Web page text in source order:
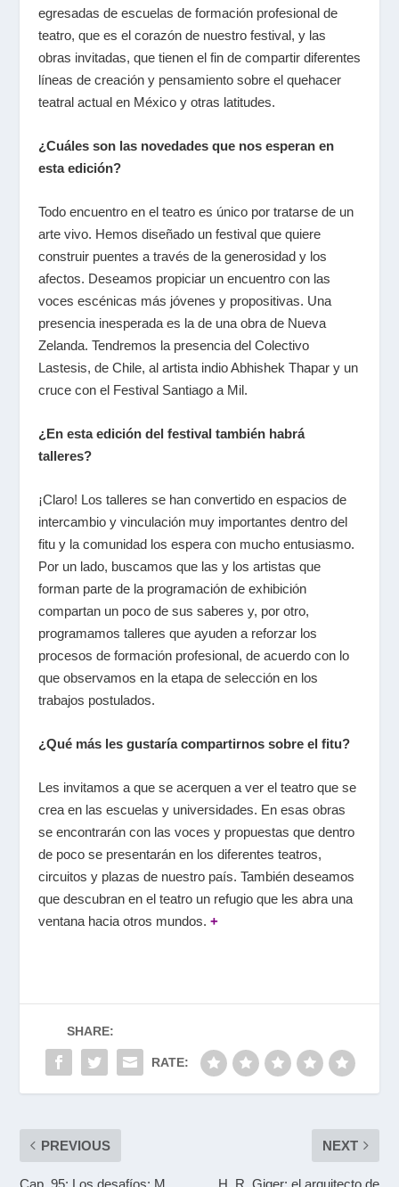
egresadas de escuelas de formación profesional de
teatro, que es el corazón de nuestro festival, y las
obras invitadas, que tienen el fin de compartir diferentes
líneas de creación y pensamiento sobre el quehacer
teatral actual en México y otras latitudes.
¿Cuáles son las novedades que nos esperan en
esta edición?
Todo encuentro en el teatro es único por tratarse de un
arte vivo. Hemos diseñado un festival que quiere
construir puentes a través de la generosidad y los
afectos. Deseamos propiciar un encuentro con las
voces escénicas más jóvenes y propositivas. Una
presencia inesperada es la de una obra de Nueva
Zelanda. Tendremos la presencia del Colectivo
Lastesis, de Chile, al artista indio Abhishek Thapar y un
cruce con el Festival Santiago a Mil.
¿En esta edición del festival también habrá
talleres?
¡Claro! Los talleres se han convertido en espacios de
intercambio y vinculación muy importantes dentro del
fituy la comunidad los espera con mucho entusiasmo.
Por un lado, buscamos que las y los artistas que
forman parte de la programación de exhibición
compartan un poco de sus saberes y, por otro,
programamos talleres que ayuden a reforzar los
procesos de formación profesional, de acuerdo con lo
que observamos en la etapa de selección en los
trabajos postulados.
¿Qué más les gustaría compartirnos sobre el fitu?
Les invitamos a que se acerquen a ver el teatro que se
crea en las escuelas y universidades. En esas obras
se encontrarán con las voces y propuestas que dentro
de poco se presentarán en los diferentes teatros,
circuitos y plazas de nuestro país. También deseamos
que descubran en el teatro un refugio que les abra una
ventana hacia otros mundos. +
SHARE:
RATE:
PREVIOUS
Cap. 95: Los desafíos: M.
NEXT
H. R. Giger: el arquitecto de